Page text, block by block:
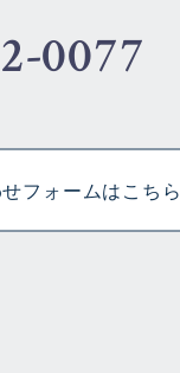
0077
フォームはこちら